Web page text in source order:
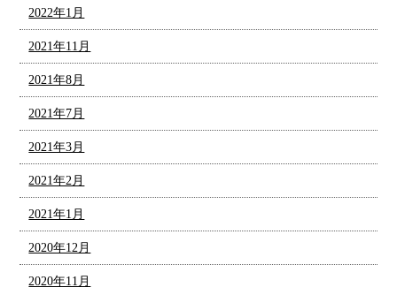
2022年1月
2021年11月
2021年8月
2021年7月
2021年3月
2021年2月
2021年1月
2020年12月
2020年11月